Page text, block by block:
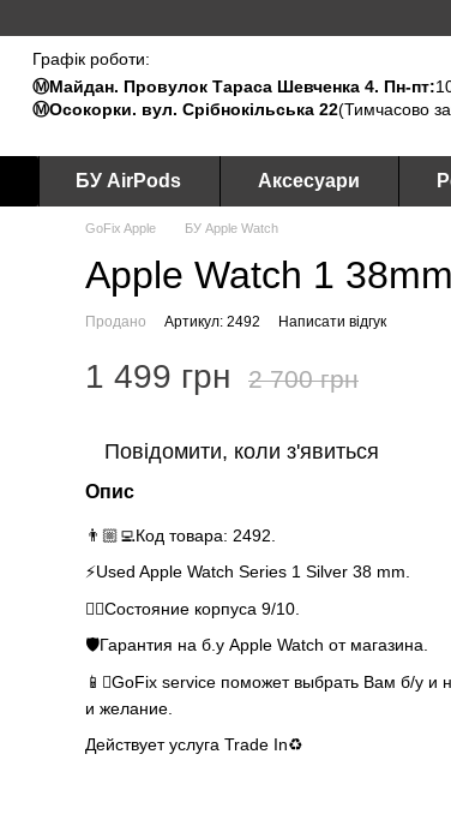
Графік роботи:
Ⓜ️Майдан. Провулок Тараса Шевченка 4. Пн-пт:
Ⓜ️Осокорки. вул. Срібнокільська 22(Тимчасово
БУ AirPods Аксесуари
GoFix Apple БУ Apple Watch
Apple Watch 1
Продано Артикул: 2492 Написати відгук
1 499 грн 2 700 грн
Повідомити, коли з'явиться
Опис
👨🏼‍💻Код товара: 2492.
⚡️Used Apple Watch Series 1 Silver 38 mm.
👌🏻Состояние корпуса 9/10.
🛡Гарантия на б.у Apple Watch от магазина.
📱GoFix service поможет выбрать Вам б/у и
и желание.
Действует услуга Trade In♻️